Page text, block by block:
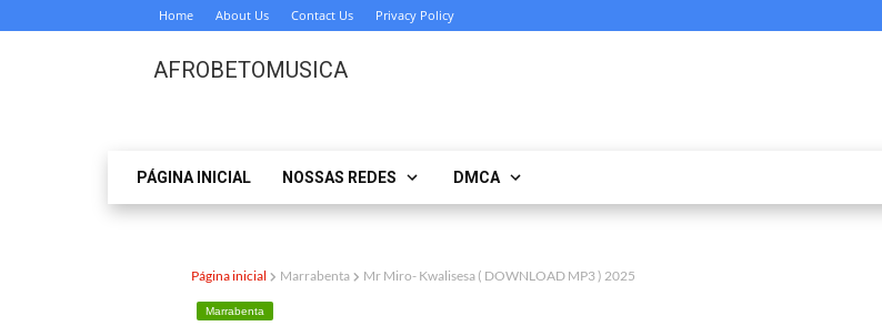
Home About Us Contact Us Privacy Policy
AFROBETOMUSICA
PÁGINA INICIAL NOSSAS REDES DMCA
Página inicial Marrabenta Mr Miro- Kwalisesa ( DOWNLOAD MP3 ) 2025
Marrabenta